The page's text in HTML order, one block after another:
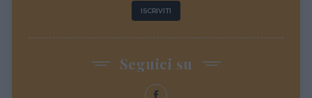
ISCRIVITI
Seguici su